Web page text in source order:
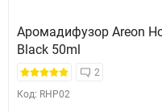
Аромадифузор Areon
Black 50ml
2
Код: RHP02